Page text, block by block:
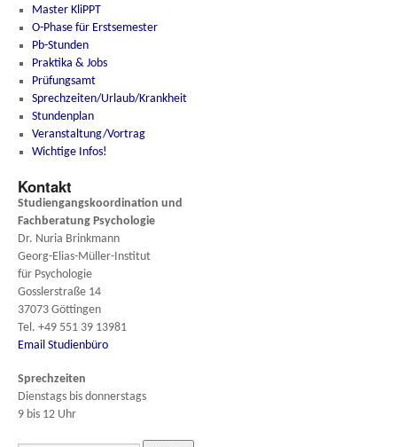
Master KliPPT
O-Phase für Erstsemester
Pb-Stunden
Praktika & Jobs
Prüfungsamt
Sprechzeiten/Urlaub/Krankheit
Stundenplan
Veranstaltung/Vortrag
Wichtige Infos!
Kontakt
Studiengangskoordination und
Fachberatung Psychologie
Dr. Nuria Brinkmann
Georg-Elias-Müller-Institut
für Psychologie
Gosslerstraße 14
37073 Göttingen
Tel. +49 551 39 13981
Email Studienbüro
Sprechzeiten
Dienstags bis donnerstags
9 bis 12 Uhr